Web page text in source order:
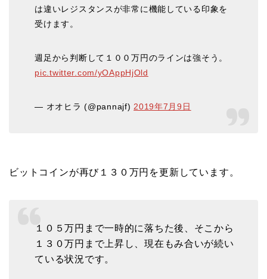
は違いレジスタンスが非常に機能している印象を
受けます。
週足から判断して１００万円のラインは強そう。
pic.twitter.com/yOAppHjOld
— オオヒラ (@pannajf)2019年7月9日
ビットコインが再び１３０万円を更新しています。
１０５万円まで一時的に落ちた後、そこから
１３０万円まで上昇し、現在もみ合いが続い
ている状況です。